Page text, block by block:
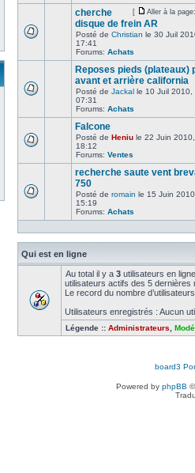
[ Aller à la
cherche
disque de frein AR
Posté de Christian le 30 Juil
17:41
Forums: Achats
Reposes pieds (plateaux)
avant et arrière california
Posté de Jackal le 10 Juil 2010,
07:31
Forums: Achats
Falcone
Posté de Heniu le 22 Juin 2010,
18:12
Forums: Ventes
recherche saute vent
750
Posté de romain le 15 Juin
15:19
Forums: Achats
Qui est en ligne
Au total il y a 3 utilisateurs en
utilisateurs actifs des 5 dernières
Le record du nombre
Utilisateurs enregistrés : Aucun
Légende :: Administrateurs
board3
Powered by phpBB